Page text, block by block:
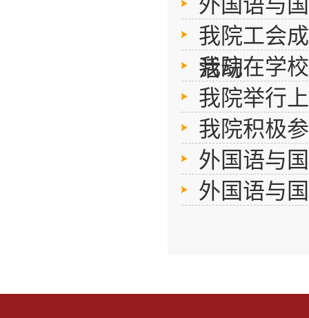
我院工会
活动
我院在学
我院举行
我院积极
外国语与
外国语与